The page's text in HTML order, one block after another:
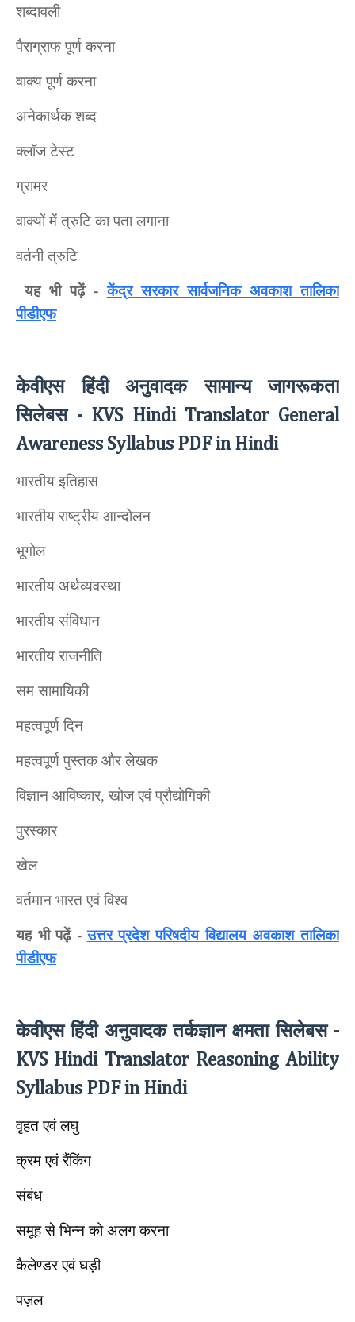
शब्दावली
पैराग्राफ पूर्ण करना
वाक्य पूर्ण करना
अनेकार्थक शब्द
क्लॉज टेस्ट
ग्रामर
वाक्यों में त्रुटि का पता लगाना
वर्तनी त्रुटि
यह भी पढ़ें -केंद्र सरकार सार्वजनिक अवकाश तालिका
पीडीएफ
केवीएस हिंदी अनुवादक सामान्य जागरूकता
सिलेबस - KVS Hindi Translator General
Awareness Syllabus PDF in Hindi
भारतीय इतिहास
भारतीय राष्ट्रीय आन्दोलन
भूगोल
भारतीय अर्थव्यवस्था
भारतीय संविधान
भारतीय राजनीति
सम सामायिकी
महत्वपूर्ण दिन
महत्वपूर्ण पुस्तक और लेखक
विज्ञान आविष्कार, खोज एवं प्रौद्योगिकी
पुरस्कार
खेल
वर्तमान भारत एवं विश्व
यह भी पढ़ें -उत्तर प्रदेश परिषदीय विद्यालय अवकाश तालिका
पीडीएफ
केवीएस हिंदी अनुवादक तर्कज्ञान क्षमता सिलेबस -
KVS Hindi Translator Reasoning Ability
Syllabus PDF in Hindi
वृहत एवं लघु
क्रम एवं रैंकिंग
संबंध
समूह से भिन्न को अलग करना
कैलेण्डर एवं घड़ी
पज़ल